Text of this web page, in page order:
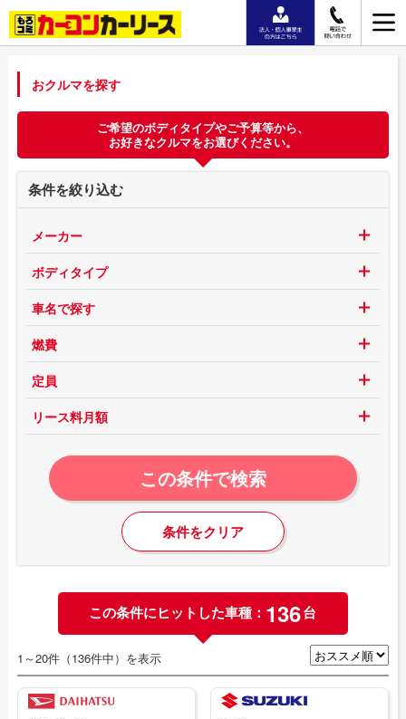
おクルマを探す
ご希望のボディタイプやご予算等から、
お好きなクルマをお選びください。
条件を絞り込む
メーカー
ボディタイプ
車名で探す
燃費
定員
リース料月額
この条件で検索
条件をクリア
この条件にヒットした車種： 136台
1～20件（136件中）を表示